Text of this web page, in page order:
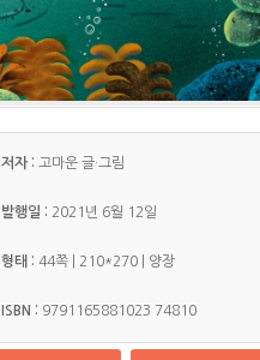
저자 :고마운 글·그림
발행일 : 2021년 6월 12일
형태 :44쪽 | 210*270 | 양장
ISBN : 9791165881023 74810